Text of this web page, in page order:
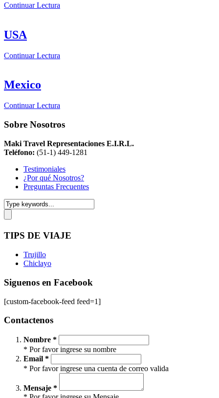
Continuar Lectura
USA
Continuar Lectura
Mexico
Continuar Lectura
Sobre Nosotros
Maki Travel Representaciones E.I.R.L.
Teléfono: (51-1) 449-1281
Testimoniales
¿Por qué Nosotros?
Preguntas Frecuentes
TIPS DE VIAJE
Trujillo
Chiclayo
Siguenos en Facebook
[custom-facebook-feed feed=1]
Contactenos
Nombre *
* Por favor ingrese su nombre
Email *
* Por favor ingrese una cuenta de correo valida
Mensaje *